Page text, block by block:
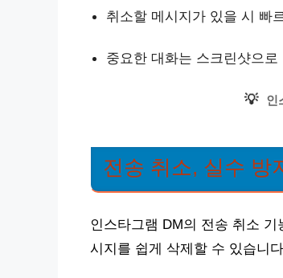
취소할 메시지가 있을 시 빠
중요한 대화는 스크린샷으로
💡 인
전송 취소, 실수 방
인스타그램 DM의 전송 취소
시지를 쉽게 삭제할 수 있습니